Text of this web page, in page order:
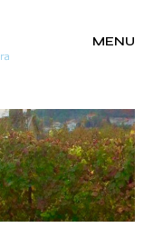
MENU